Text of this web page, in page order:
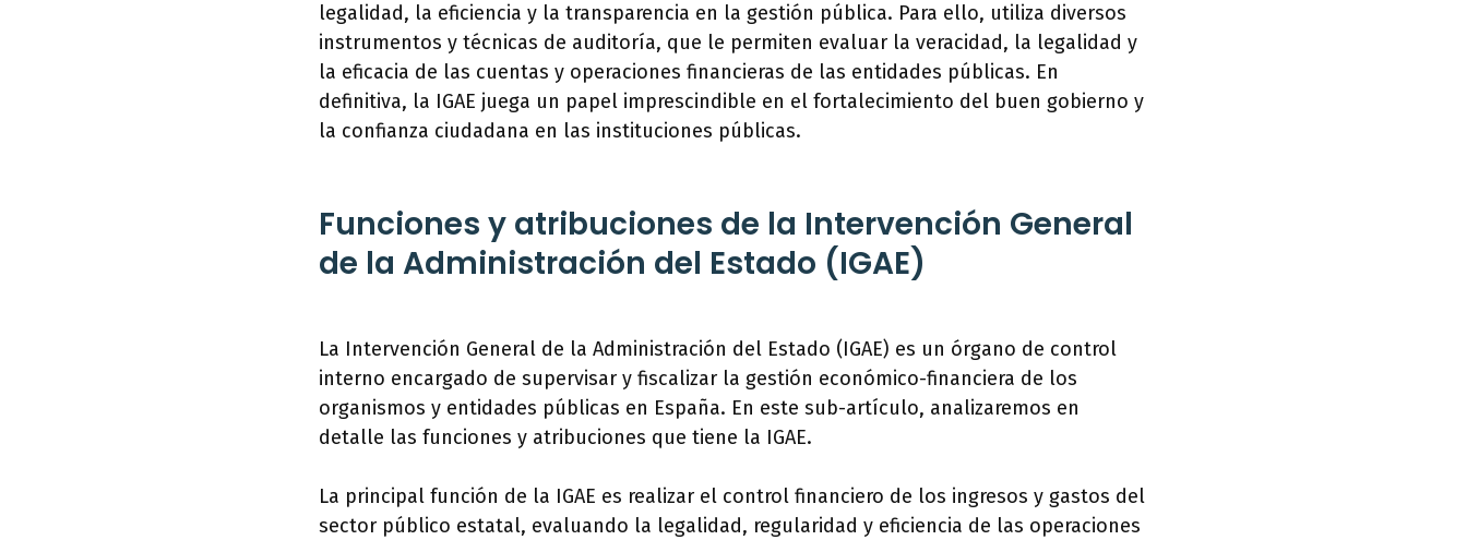
legalidad, la eficiencia y la transparencia en la gestión pública. Para ello, utiliza diversos
instrumentos y técnicas de auditoría, que le permiten evaluar la veracidad, la legalidad y
la eficacia de las cuentas y operaciones financieras de las entidades públicas. En
definitiva, la IGAE juega un papel imprescindible en el fortalecimiento del buen gobierno y
la confianza ciudadana en las instituciones públicas.
Funciones y atribuciones de la Intervención General
de la Administración del Estado (IGAE)
La Intervención General de la Administración del Estado (IGAE) es un órgano de control
interno encargado de supervisar y fiscalizar la gestión económico-financiera de los
organismos y entidades públicas en España. En este sub-artículo, analizaremos en
detalle las funciones y atribuciones que tiene la IGAE.
La principal función de la IGAE es realizar el control financiero de los ingresos y gastos del
sector público estatal, evaluando la legalidad, regularidad y eficiencia de las operaciones